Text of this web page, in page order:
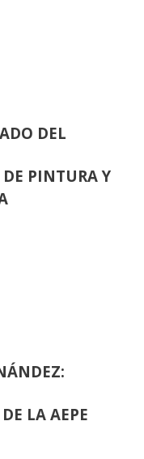
DEL
PINTURA Y
LA AEPE